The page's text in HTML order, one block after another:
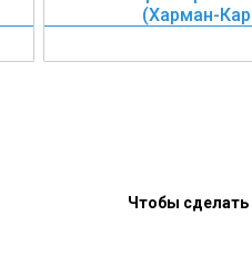
(Харман-
Чтобы сделать